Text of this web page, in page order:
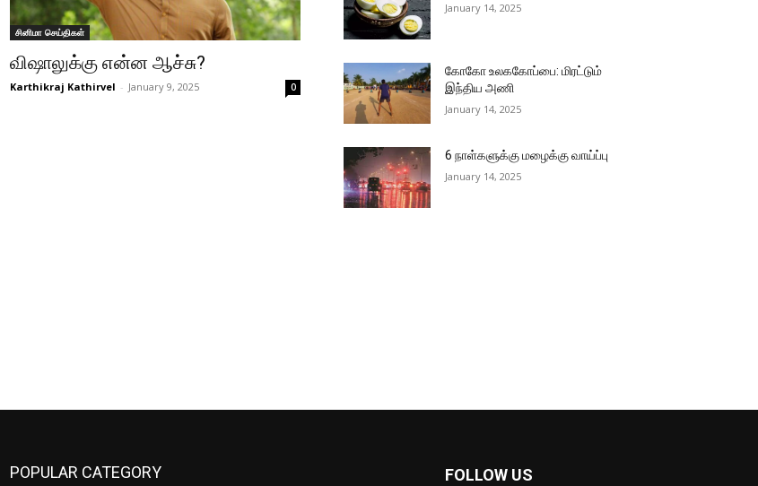
சினிமா செய்திகள்
விஷாலுக்கு என்ன ஆச்சு?
Karthikraj Kathirvel - January 9, 2025 0
January 14, 2025
கோகோ உலககோப்பை: மிரட்டும்
இந்திய அணி
January 14, 2025
6 நாள்களுக்கு மழைக்கு வாய்ப்பு
January 14, 2025
POPULAR CATEGORY FOLLOW US